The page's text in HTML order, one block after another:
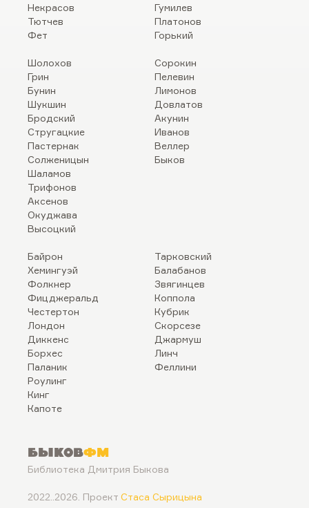
Некрасов
Тютчев
Фет
Гумилев
Платонов
Горький
Шолохов
Грин
Бунин
Шукшин
Бродский
Стругацкие
Пастернак
Солженицын
Шаламов
Трифонов
Аксенов
Окуджава
Высоцкий
Сорокин
Пелевин
Лимонов
Довлатов
Акунин
Иванов
Веллер
Быков
Байрон
Хемингуэй
Фолкнер
Фицджеральд
Честертон
Лондон
Диккенс
Борхес
Паланик
Роулинг
Кинг
Капоте
Тарковский
Балабанов
Звягинцев
Коппола
Кубрик
Скорсезе
Джармуш
Линч
Феллини
БыковФМ
Библиотека Дмитрия Быкова
2022..2026. Проект Стаса Сырицына